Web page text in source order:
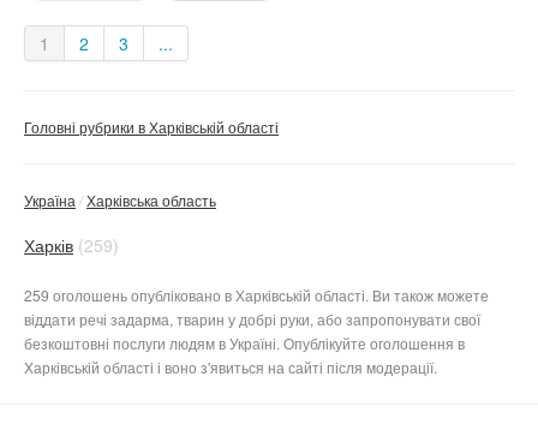
1 2 3 ...
Головні рубрики в Харківській області
Україна Харківська область
Харків (259)
259 оголошень опубліковано в Харківській області. Ви також можете
віддати речі задарма, тварин у добрі руки, або запропонувати свої
безкоштовні послуги людям в Україні. Опублікуйте оголошення в
Харківській області і воно з'явиться на сайті після модерації.